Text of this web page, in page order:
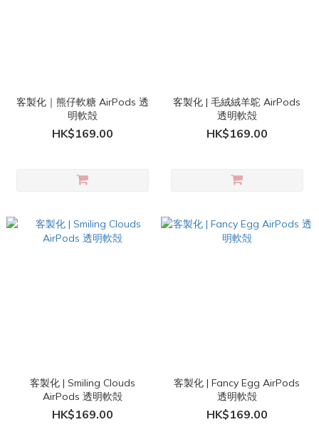
客製化｜熊仔軟糖 AirPods 透
明軟殻
HK$169.00
客製化 | 毛絨絨羊鴕 AirPods
透明軟殻
HK$169.00
客製化 | Smiling Clouds
AirPods 透明軟殻
HK$169.00
客製化 | Fancy Egg AirPods
透明軟殻
HK$169.00